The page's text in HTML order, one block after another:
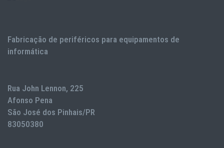
Fabricação de periféricos para equipamentos de
informática
Rua John Lennon, 225
Afonso Pena
São José dos Pinhais/PR
83050380